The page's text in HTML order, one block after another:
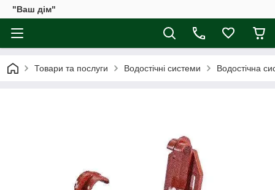
"Ваш дім"
Товари та послуги Водостічні системи Водостічна